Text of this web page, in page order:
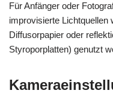
Für Anfänger oder
improvisierte Lichtquellen
Diffusorpapier oder
Styroporplatten) genutzt